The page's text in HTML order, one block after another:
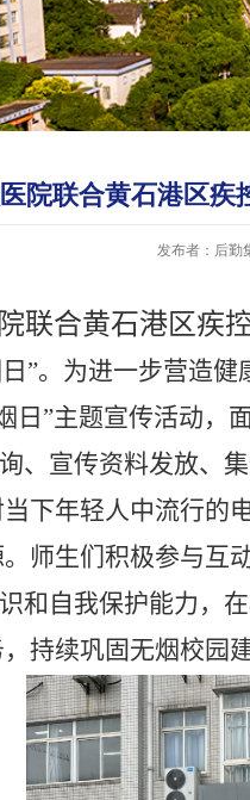
院联合黄石港区疾
发布者：后勤
联合黄石港区疾
”。为进一步营造健
日”主题宣传活动，
、宣传资料发放、
下年轻人中流行的
师生们积极参与互
和自我保护能力，
持续巩固无烟校园